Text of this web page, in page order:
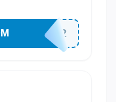
141525852